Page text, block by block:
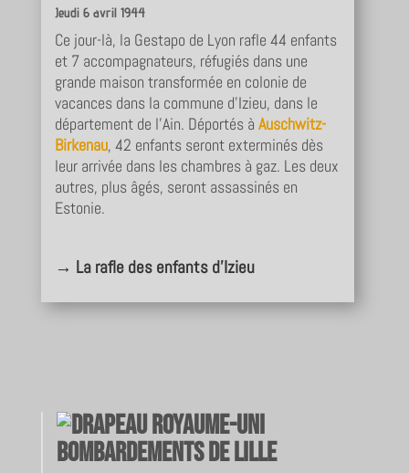
Jeudi 6 avril 1944
Ce jour-là, la Gestapo de Lyon rafle 44 enfants
et 7 accompagnateurs, réfugiés dans une
grande maison transformée en colonie de
vacances dans la commune d’Izieu, dans le
département de l’Ain. Déportés à Auschwitz-
Birkenau, 42 enfants seront exterminés dès
leur arrivée dans les chambres à gaz. Les deux
autres, plus âgés, seront assassinés en
Estonie.
→ La rafle des enfants d’Izieu
Bombardements de Lille